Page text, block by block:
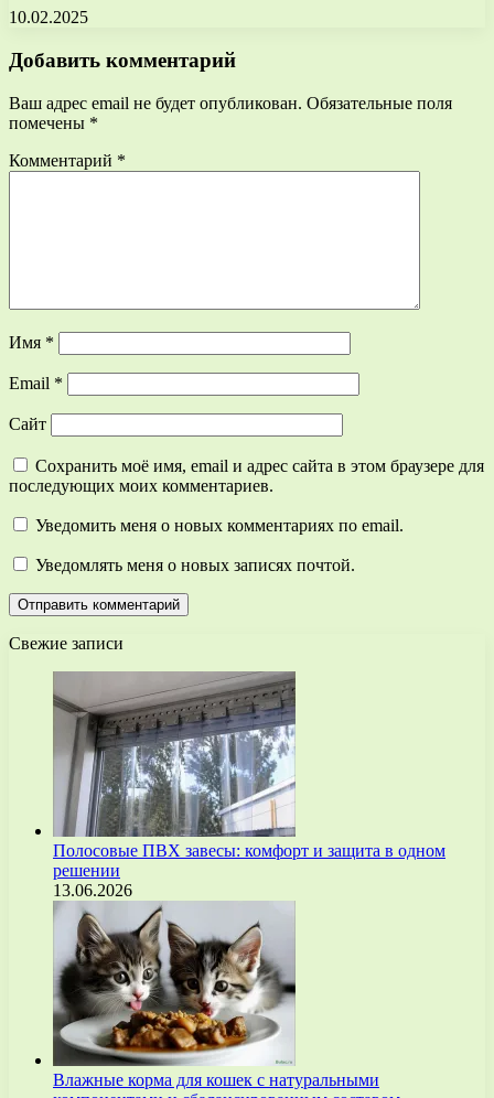
10.02.2025
Добавить комментарий
Ваш адрес email не будет опубликован. Обязательные поля
помечены *
Комментарий *
Имя *
Email *
Сайт
Сохранить моё имя, email и адрес сайта в этом браузере для
последующих моих комментариев.
Уведомить меня о новых комментариях по email.
Уведомлять меня о новых записях почтой.
Свежие записи
Полосовые ПВХ завесы: комфорт и защита в одном
решении
13.06.2026
Влажные корма для кошек с натуральными